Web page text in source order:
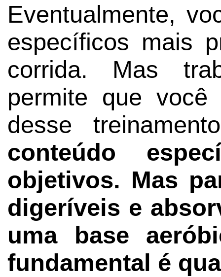
Eventualmente,
específicos mais
corrida. Mas
permite que você
desse
conteúdo
objetivos. Mas
digeríveis e
uma base
fundamental é